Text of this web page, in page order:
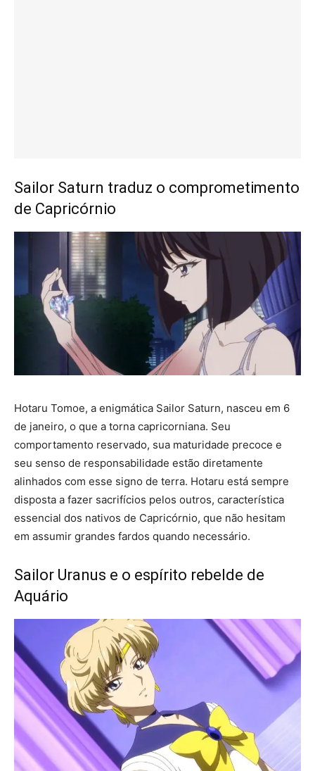
Sailor Saturn traduz o comprometimento
de Capricórnio
Hotaru Tomoe, a enigmática Sailor Saturn, nasceu em 6
de janeiro, o que a torna capricorniana. Seu
comportamento reservado, sua maturidade precoce e
seu senso de responsabilidade estão diretamente
alinhados com esse signo de terra. Hotaru está sempre
disposta a fazer sacrifícios pelos outros, característica
essencial dos nativos de Capricórnio, que não hesitam
em assumir grandes fardos quando necessário.
Sailor Uranus e o espírito rebelde de
Aquário